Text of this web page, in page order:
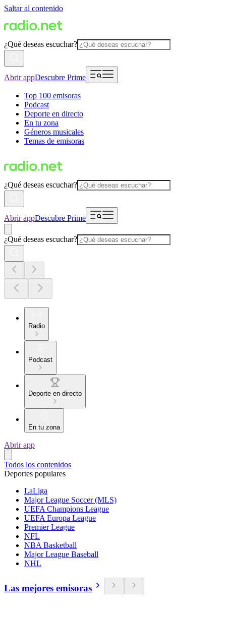
Saltar al contenido
¿Qué deseas escuchar?
Abrir appDescubre Prime
Top 100 emisoras
Podcast
Deporte en directo
En tu zona
Géneros musicales
Temas de emisoras
¿Qué deseas escuchar?
Abrir appDescubre Prime
¿Qué deseas escuchar?
Radio
Podcast
Deporte en directo
En tu zona
Abrir app
Todos los contenidos
Deportes populares
LaLiga
Major League Soccer (MLS)
UEFA Champions League
UEFA Europa League
Premier League
NFL
NBA Basketball
Major League Baseball
NHL
Las mejores emisoras